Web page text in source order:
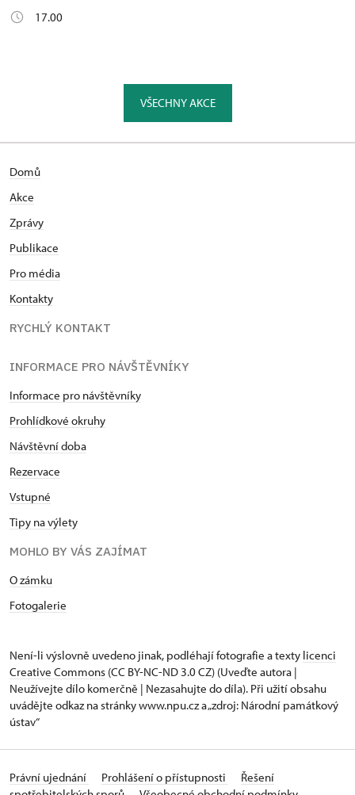
17.00
VŠECHNY AKCE
Domů
Akce
Zprávy
Publikace
Pro média
Kontakty
RYCHLÝ KONTAKT
INFORMACE PRO NÁVŠTĚVNÍKY
Informace pro návštěvníky
Prohlídkové okruhy
Návštěvní doba
Rezervace
Vstupné
Tipy na výlety
MOHLO BY VÁS ZAJÍMAT
O zámku
Fotogalerie
Není-li výslovně uvedeno jinak, podléhají fotografie a texty licenci
Creative Commons (CC BY-NC-ND 3.0 CZ) (Uveďte autora |
Neužívejte dílo komerčně | Nezasahujte do díla). Při užití obsahu
uvádějte odkaz na stránky www.npu.cz a „zdroj: Národní památkový
ústav“
Právní ujednání Prohlášení o přístupnosti
Řešení